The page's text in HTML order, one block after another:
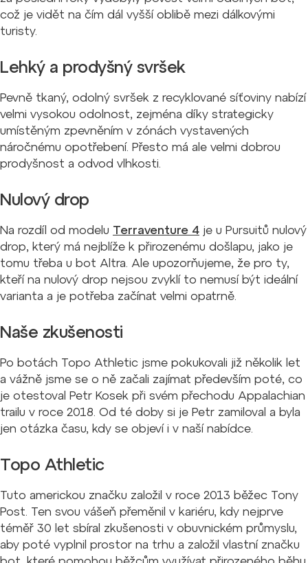
což je vidět na čím dál vyšší oblibě mezi dálkovými
turisty.
Lehký a prodyšný svršek
Pevně tkaný, odolný svršek z recyklované síťoviny nabízí
velmi vysokou odolnost, zejména díky strategicky
umístěným zpevněním v zónách vystavených
náročnému opotřebení. Přesto má ale velmi dobrou
prodyšnost a odvod vlhkosti.
Nulový drop
Na rozdíl od modelu Terraventure 4 je u Pursuitů nulový
drop, který má nejblíže k přirozenému došlapu, jako je
tomu třeba u bot Altra. Ale upozorňujeme, že pro ty,
kteří na nulový drop nejsou zvyklí to nemusí být ideální
varianta a je potřeba začínat velmi opatrně.
Naše zkušenosti
Po botách Topo Athletic jsme pokukovali již několik let
a vážně jsme se o ně začali zajímat především poté, co
je otestoval Petr Kosek při svém přechodu Appalachian
trailu v roce 2018. Od té doby si je Petr zamiloval a byla
jen otázka času, kdy se objeví i v naší nabídce.
Topo Athletic
Tuto americkou značku založil v roce 2013 běžec Tony
Post. Ten svou vášeň přeměnil v kariéru, kdy nejprve
téměř 30 let sbíral zkušenosti v obuvnickém průmyslu,
aby poté vyplnil prostor na trhu a založil vlastní značku